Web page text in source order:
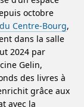
octobre
Centre-Bourg,
dans la salle
2024 par
Gelin,
des livres à
grâce aux
avec la